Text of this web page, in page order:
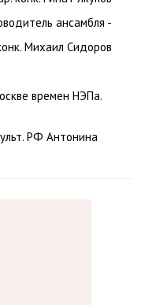
ансамбля -
Михаил Сидоров
времен НЭПа.
РФ Антонина